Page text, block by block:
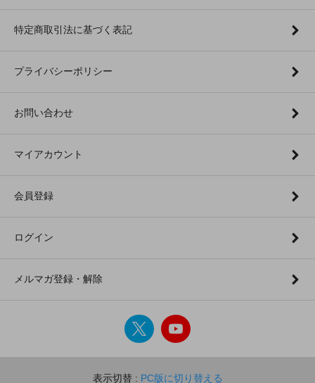
特定商取引法に基づく表記
プライバシーポリシー
お問い合わせ
マイアカウント
会員登録
ログイン
メルマガ登録・解除
表示切替 : PC版に切り替える